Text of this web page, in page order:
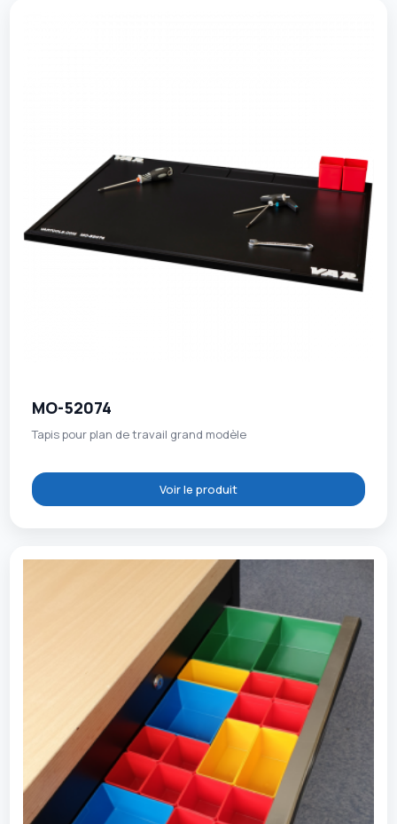
MO-52074
Tapis pour plan de travail grand modèle
Voir le produit